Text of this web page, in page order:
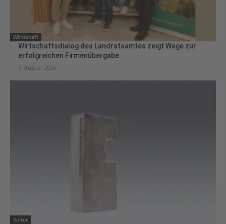
Wirtschaft
Wirtschaftsdialog des Landratsamtes zeigt Wege zur
erfolgreichen Firmenübergabe
5. August 2026
Kultur